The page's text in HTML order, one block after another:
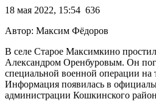
18 мая 2022, 15:54 636
Автор: Максим Фёдоров
В селе Старое Максимкино
Александром Оренбуровым. Он
специальной военной операции
Информация появилась в
администрации Кошкинского